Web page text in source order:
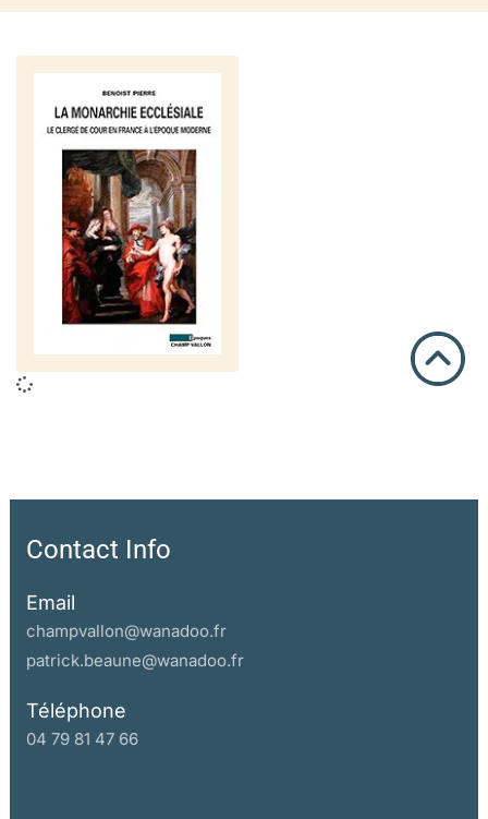
Contact Info
Email
champvallon@wanadoo.fr
patrick.beaune@wanadoo.fr
Téléphone
04 79 81 47 66